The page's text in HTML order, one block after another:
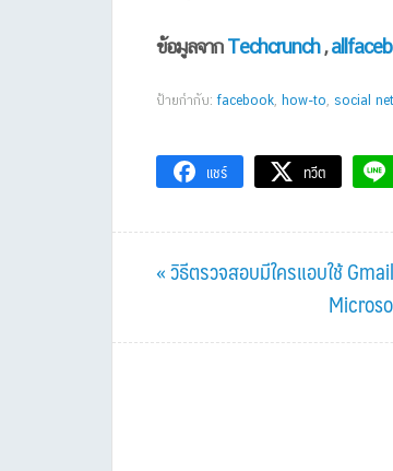
ข้อมูลจากTechcrunch,
ป้ายกำกับ:facebook, how-to, social
แชร์ ทวีต
Previous
« วิธีตรวจสอบมีใครแอบใช้
Next
Post: